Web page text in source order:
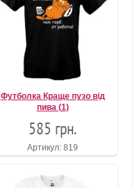
Футболка Краще пузо від
пива (1)
585 грн.
Артикул: 819